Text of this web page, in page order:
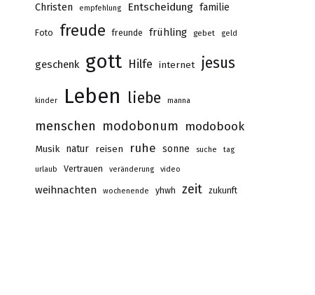
Christen empfehlung Entscheidung familie
Foto freude freunde frühling gebet geld
geschenk gott Hilfe internet jesus
kinder Leben liebe manna
menschen modobonum modobook
Musik natur reisen ruhe sonne suche tag
urlaub Vertrauen veränderung video
weihnachten wochenende yhwh zeit zukunft